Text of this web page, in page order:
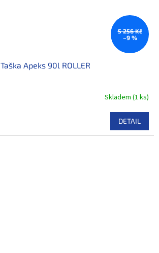
5 256 Kč
–9 %
Taška Apeks 90l ROLLER
Skladem (1 ks)
DETAIL